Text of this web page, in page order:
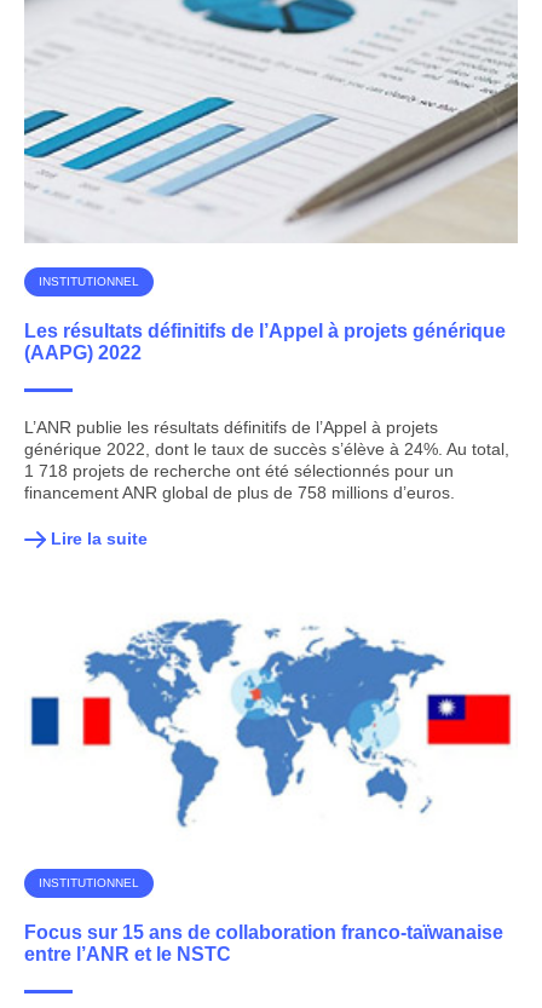
INSTITUTIONNEL
Les résultats définitifs de l’Appel à projets générique
(AAPG) 2022
L’ANR publie les résultats définitifs de l’Appel à projets
générique 2022, dont le taux de succès s’élève à 24%. Au total,
1 718 projets de recherche ont été sélectionnés pour un
financement ANR global de plus de 758 millions d’euros.
Lire la suite
INSTITUTIONNEL
Focus sur 15 ans de collaboration franco-taïwanaise
entre l’ANR et le NSTC